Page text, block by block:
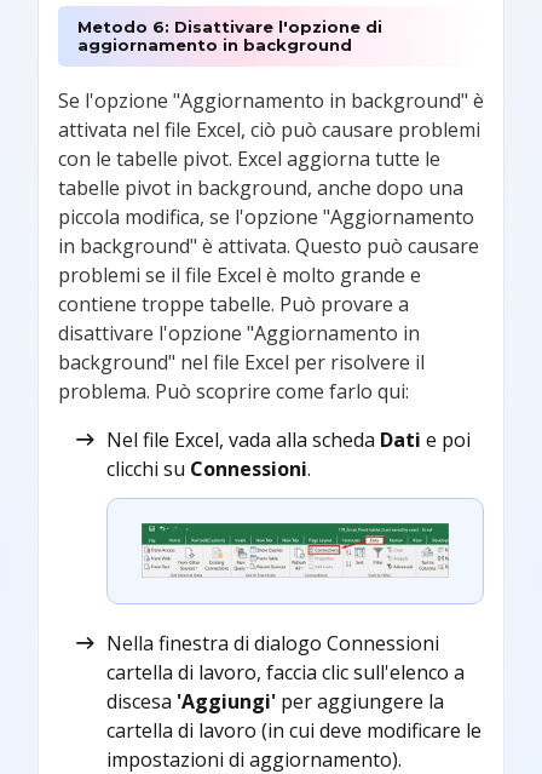
Metodo 6: Disattivare l'opzione di
aggiornamento in background
Se l'opzione "Aggiornamento in background" è
attivata nel file Excel, ciò può causare problemi
con le tabelle pivot. Excel aggiorna tutte le
tabelle pivot in background, anche dopo una
piccola modifica, se l'opzione "Aggiornamento
in background" è attivata. Questo può causare
problemi se il file Excel è molto grande e
contiene troppe tabelle. Può provare a
disattivare l'opzione "Aggiornamento in
background" nel file Excel per risolvere il
problema. Può scoprire come farlo qui:
Nel file Excel, vada alla scheda Dati e poi
clicchi su Connessioni.
Nella finestra di dialogo Connessioni
cartella di lavoro, faccia clic sull'elenco a
discesa 'Aggiungi' per aggiungere la
cartella di lavoro (in cui deve modificare le
impostazioni di aggiornamento).